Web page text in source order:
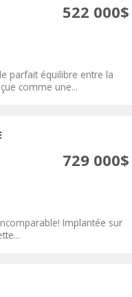
522 000$
parfait équilibre entre la
comme une...
729 000$
Implantée sur